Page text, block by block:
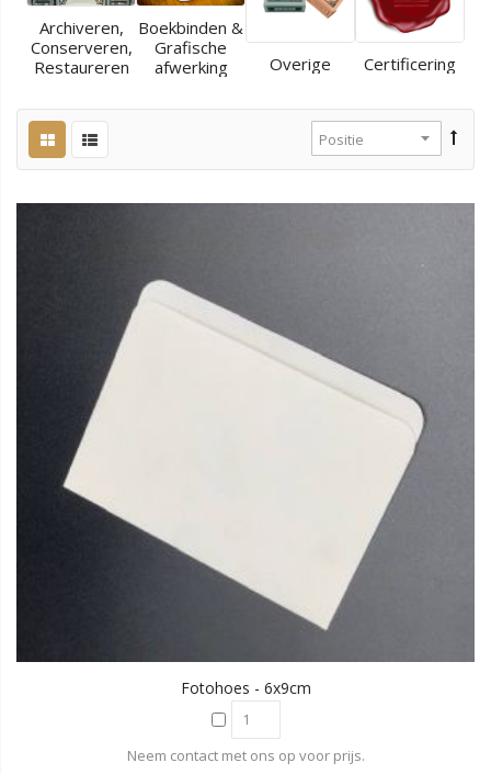
Archiveren,
Conserveren,
Restaureren
Boekbinden &
Grafische
afwerking
Overige Certificering
Fotohoes - 6x9cm
Neem contact met ons op voor prijs.